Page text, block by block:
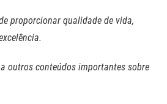
proporcionar qualidade de vida,
outros conteúdos importantes sobre